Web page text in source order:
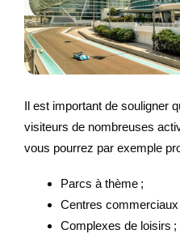
Il est important de souligner
visiteurs de nombreuses
vous pourrez par exemple
Parcs à thème ;
Centres commerciaux
Complexes de loisirs ;